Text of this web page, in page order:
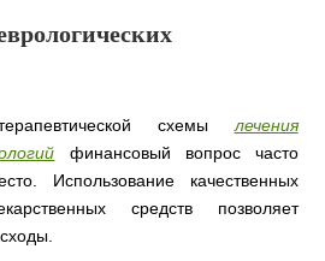
схемы лечения
финансовый вопрос часто
Использование качественных
средств позволяет